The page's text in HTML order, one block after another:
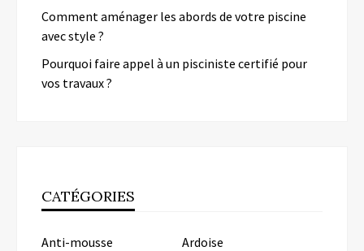
Comment aménager les abords de votre piscine
avec style ?
Pourquoi faire appel à un pisciniste certifié pour
vos travaux ?
CATÉGORIES
Anti-mousse
Ardoise